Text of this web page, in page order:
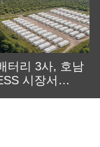
터리 3사, 호남
시장서